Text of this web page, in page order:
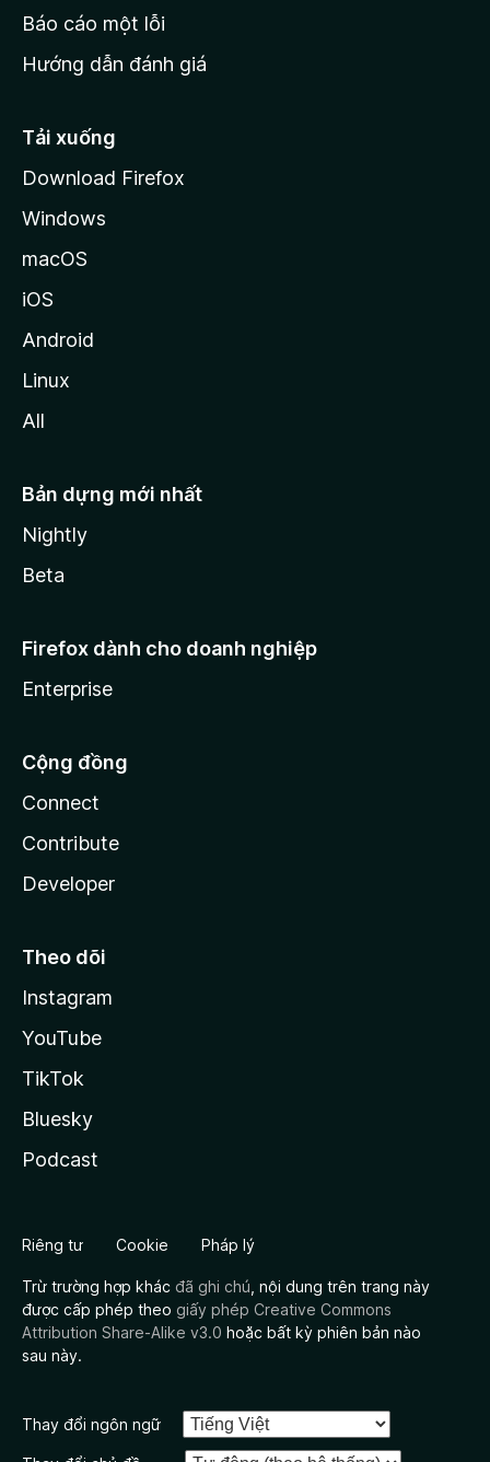
o
i
l
Báo cáo một lỗi
Hướng dẫn đánh giá
Tải xuống
Download Firefox
Windows
macOS
iOS
Android
Linux
All
Bản dựng mới nhất
Nightly
Beta
Firefox dành cho doanh nghiệp
Enterprise
Cộng đồng
Connect
Contribute
Developer
Theo dõi
Instagram
YouTube
TikTok
Bluesky
Podcast
Riêng tư Cookie Pháp lý
Trừ trường hợp khác đã ghi chú , nội dung trên trang này
được cấp phép theo giấy phép Creative Commons
Attribution Share-Alike v3.0 hoặc bất kỳ phiên bản nào
sau này.
Thay đổi ngôn ngữ